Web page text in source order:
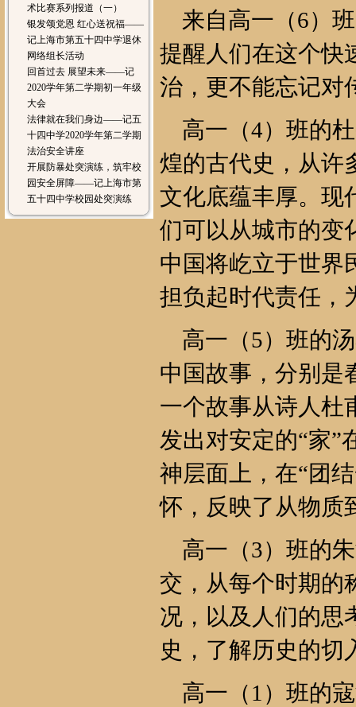
术比赛系列报道（一）
银发颂党恩 红心送祝福——
记上海市第五十四中学退休
网络组长活动
回首过去 展望未来——记
2020学年第二学期初一年级
大会
法律就在我们身边——记五
十四中学2020学年第二学期
法治安全讲座
开展防暴处突演练，筑牢校
园安全屏障——记上海市第
五十四中学校园处突演练
来自高一（6）
提醒人们在这个快
治，更不能忘记对
高一（4）班的
煌的古代史，从许
文化底蕴丰厚。现
们可以从城市的变
中国将屹立于世界
担负起时代责任，
高一（5）班的
中国故事，分别是
一个故事从诗人杜
发出对安定的“家”
神层面上，在“团
怀，反映了从物质
高一（3）班的
交，从每个时期的
况，以及人们的思
史，了解历史的切
高一（1）班的